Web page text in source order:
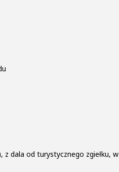
z dala od turystycznego zgiełku, w